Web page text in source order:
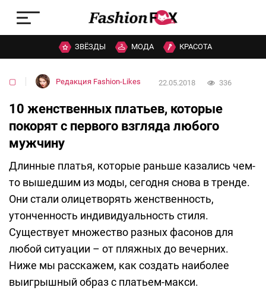
ЗВЁЗДЫ МОДА КРАСОТА
▢ Редакция Fashion-Likes 22.05.2018 336
10 женственных платьев, которые
покорят с первого взгляда любого
мужчину
Длинные платья, которые раньше казались чем-
то вышедшим из моды, сегодня снова в тренде.
Они стали олицетворять женственность,
утонченность индивидуальность стиля.
Существует множество разных фасонов для
любой ситуации – от пляжных до вечерних.
Ниже мы расскажем, как создать наиболее
выигрышный образ с платьем-макси.